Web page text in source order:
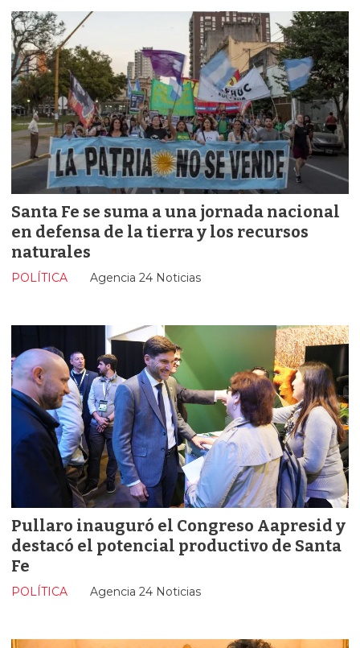
Santa Fe se suma a una jornada nacional
en defensa de la tierra y los recursos
naturales
Agencia 24 Noticias
POLÍTICA
Pullaro inauguró el Congreso Aapresid y
destacó el potencial productivo de Santa
Fe
Agencia 24 Noticias
POLÍTICA